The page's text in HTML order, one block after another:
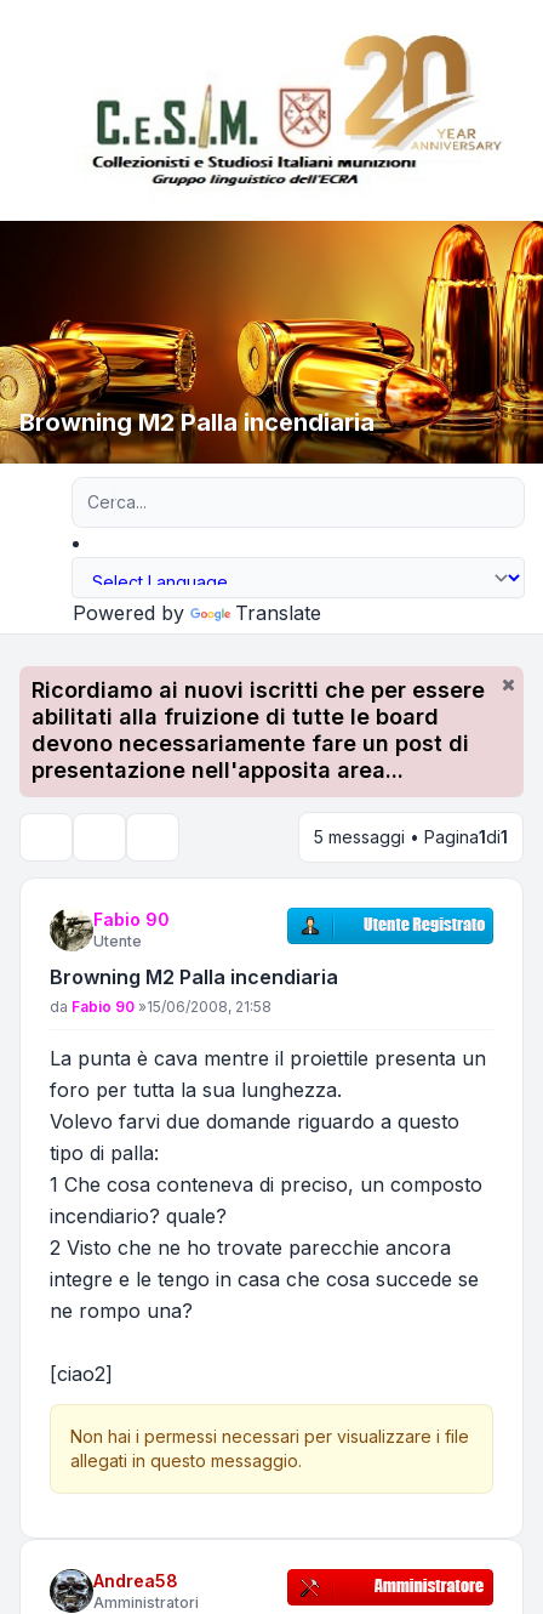
Browning M2 Palla incendiaria
Powered by Translate
Ricordiamo ai nuovi iscritti che per essere
abilitati alla fruizione di tutte le board
devono necessariamente fare un post di
presentazione nell'apposita area...
5 messaggi • Pagina1di1
Fabio 90
Utente
Browning M2 Palla incendiaria
Messaggio
da Fabio 90 »15/06/2008, 21:58
La punta è cava mentre il proiettile presenta un
foro per tutta la sua lunghezza.
Volevo farvi due domande riguardo a questo
tipo di palla:
1 Che cosa conteneva di preciso, un composto
incendiario? quale?
2 Visto che ne ho trovate parecchie ancora
integre e le tengo in casa che cosa succede se
ne rompo una?
[ciao2]
Non hai i permessi necessari per visualizzare i file
allegati in questo messaggio.
Andrea58
Amministratori